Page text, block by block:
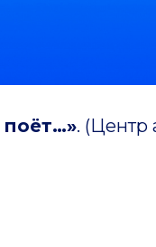
поёт…». (Центр